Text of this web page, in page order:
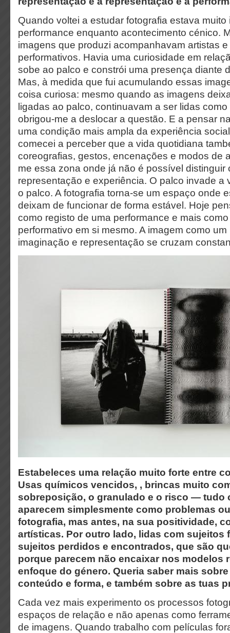
Quando voltei a estudar fotografia estava
performance enquanto acontecimento cénico.
imagens que produzi acompanhavam artistas
performativos. Havia uma curiosidade em
sobe ao palco e constrói uma presença diante
Mas, à medida que fui acumulando essas
coisa curiosa: mesmo quando as imagens
ligadas ao palco, continuavam a ser lidas
obrigou-me a deslocar a questão. E a pensar
uma condição mais ampla da experiência
comecei a perceber que a vida quotidiana
coreografias, gestos, encenações e modos de
me essa zona onde já não é possível distinguir
representação e experiência. O palco invade a
o palco. A fotografia torna-se um espaço onde
deixam de funcionar de forma estável. Hoje
como registo de uma performance e mais
performativo em si mesmo. A imagem como
imaginação e representação se cruzam
Estabeleces uma relação muito forte entre
Usas químicos vencidos, , brincas muito
sobreposição, o granulado e o risco — tudo
aparecem simplesmente como problemas
fotografia, mas antes, na sua positividade,
artísticas. Por outro lado, lidas com sujeitos
sujeitos perdidos e encontrados, que são
porque parecem não encaixar nos modelos
enfoque do género. Queria saber mais
conteúdo e forma, e também sobre as tuas
Cada vez mais experimento os processos
espaços de relação e não apenas como
de imagens. Quando trabalho com películas